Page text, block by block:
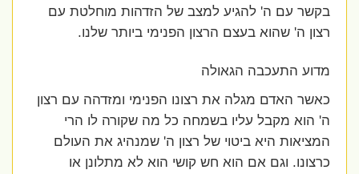
בקשר עם ה' להגיע למצב של הזדהות מוחלטת עם
רצון ה' שהוא בעצם הרצון הפנימי ביותר שלנו.
מדוע התעכבה הגאולה
כאשר האדם מגלה את רצונו הפנימי ומזדהה עם רצון
ה' הוא מקבל עליו בשמחה כל מה שקורה לו הרי
המציאות היא ביטוי של רצון ה' שמנהיג את העולם
כרצונו. וגם אם הוא חש קושי הוא לא מתלונן או